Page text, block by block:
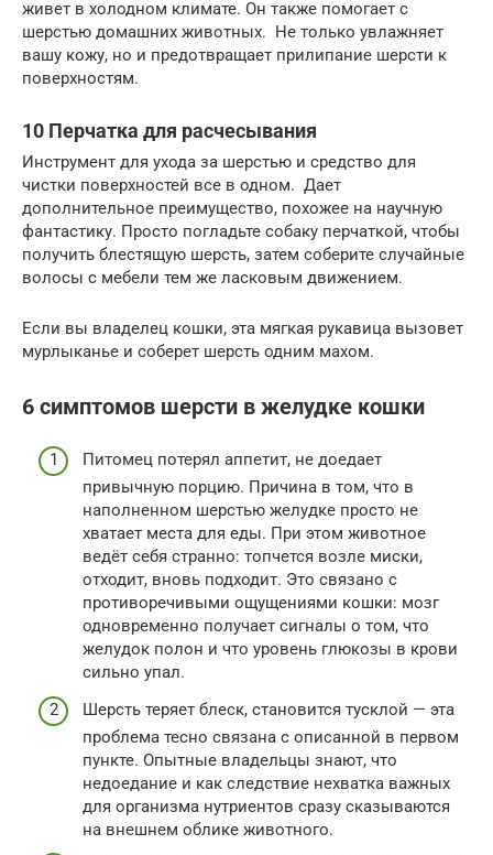
живет в холодном климате. Он также помогает с
шерстью домашних животных. Не только увлажняет
вашу кожу, но и предотвращает прилипание шерсти к
поверхностям.
10 Перчатка для расчесывания
Инструмент для ухода за шерстью и средство для
чистки поверхностей все в одном. Дает
дополнительное преимущество, похожее на научную
фантастику. Просто погладьте собаку перчаткой, чтобы
получить блестящую шерсть, затем соберите случайные
волосы с мебели тем же ласковым движением.
Если вы владелец кошки, эта мягкая рукавица вызовет
мурлыканье и соберет шерсть одним махом.
6 симптомов шерсти в желудке кошки
Питомец потерял аппетит, не доедает
привычную порцию. Причина в том, что в
наполненном шерстью желудке просто не
хватает места для еды. При этом животное
ведёт себя странно: топчется возле миски,
отходит, вновь подходит. Это связано с
противоречивыми ощущениями кошки: мозг
одновременно получает сигналы о том, что
желудок полон и что уровень глюкозы в крови
сильно упал.
Шерсть теряет блеск, становится тусклой — эта
проблема тесно связана с описанной в первом
пункте. Опытные владельцы знают, что
недоедание и как следствие нехватка важных
для организма нутриентов сразу сказываются
на внешнем облике животного.